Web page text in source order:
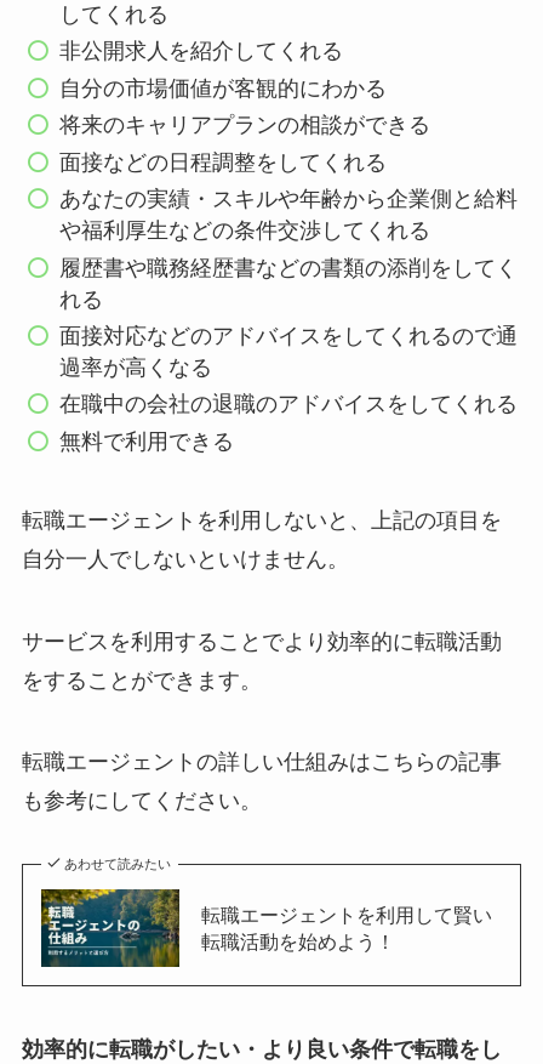
してくれる
非公開求人を紹介してくれる
自分の市場価値が客観的にわかる
将来のキャリアプランの相談ができる
面接などの日程調整をしてくれる
あなたの実績・スキルや年齢から企業側と給料
や福利厚生などの条件交渉してくれる
履歴書や職務経歴書などの書類の添削をしてく
れる
面接対応などのアドバイスをしてくれるので通
過率が高くなる
在職中の会社の退職のアドバイスをしてくれる
無料で利用できる
転職エージェントを利用しないと、上記の項目を
自分一人でしないといけません。
サービスを利用することでより効率的に転職活動
をすることができます。
転職エージェントの詳しい仕組みはこちらの記事
も参考にしてください。
あわせて読みたい
転職エージェントを利用して賢い
転職活動を始めよう！
効率的に転職がしたい・より良い条件で転職をし